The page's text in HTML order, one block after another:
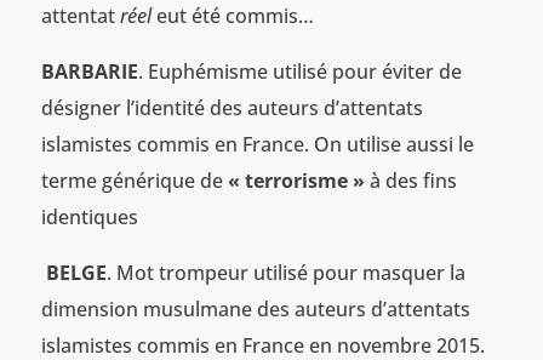
attentatréeleut été commis…
BARBARIE. Euphémisme utilisé pour éviter de
désigner l’identité des auteurs d’attentats
islamistes commis en France. On utilise aussi le
terme générique de« terrorisme » à des fins
identiques
BELGE. Mot trompeur utilisé pour masquer la
dimension musulmane des auteurs d’attentats
islamistes commis en France en novembre 2015.